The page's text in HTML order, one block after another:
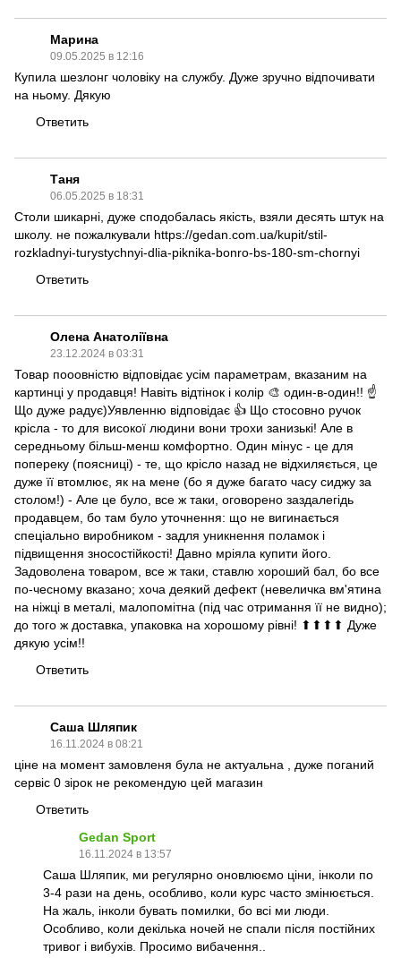
Марина
09.05.2025 в 12:16
Купила шезлонг чоловіку на службу. Дуже зручно відпочивати
на ньому. Дякую
Ответить
Таня
06.05.2025 в 18:31
Столи шикарні , дуже сподобалась якість, взяли десять штук на
школу. не пожалкували https://gedan.com.ua/kupit/stil-
rozkladnyi-turystychnyi-dlia-piknika-bonro-bs-180-sm-chornyi
Ответить
Олена Анатоліївна
23.12.2024 в 03:31
Товар пооовністю відповідає усім параметрам, вказаним на
картинці у продавця! Навіть відтінок і колір 🎨 один-в-один!! ☝
Що дуже радує)Уявленню відповідає 👍 Що стосовно ручок
крісла - то для високої людини вони трохи занизькі! Але в
середньому більш-менш комфортно. Один мінус - це для
попереку (поясниці) - те, що крісло назад не відхиляється, це
дуже її втомлює, як на мене (бо я дуже багато часу сиджу за
столом!) - Але це було, все ж таки, оговорено заздалегідь
продавцем, бо там було уточнення: що не вигинається
спеціально виробником - задля уникнення поламок і
підвищення зносостійкості! Давно мріяла купити його.
Задоволена товаром, все ж таки, ставлю хороший бал, бо все
по-чесному вказано; хоча деякий дефект (невеличка вм'ятина
на ніжці в металі, малопомітна (під час отримання її не видно);
до того ж доставка, упаковка на хорошому рівні! ⬆⬆⬆⬆ Дуже
дякую усім!!
Ответить
Саша Шляпик
16.11.2024 в 08:21
ціне на момент замовленя була не актуальна , дуже поганий
сервіс 0 зірок не рекомендую цей магазин
Ответить
Gedan Sport
16.11.2024 в 13:57
Саша Шляпик, ми регулярно оновлюємо ціни, інколи по
3-4 рази на день, особливо, коли курс часто змінюється.
На жаль, інколи бувать помилки, бо всі ми люди.
Особливо, коли декілька ночей не спали після постійних
тривог і вибухів. Просимо вибачення..